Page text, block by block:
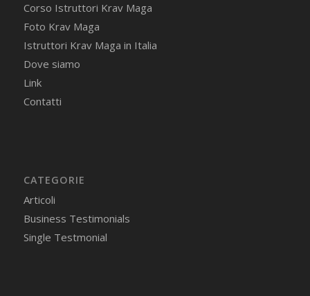
Corso Istruttori Krav Maga
Foto Krav Maga
Istruttori Krav Maga in Italia
Dove siamo
Link
Contatti
CATEGORIE
Articoli
Business Testimonials
Single Testmonial